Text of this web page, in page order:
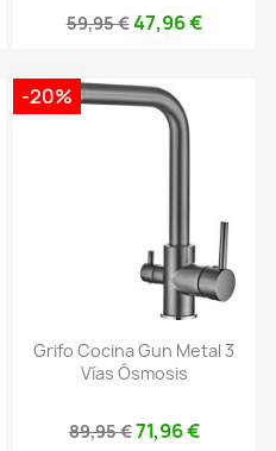
59,95 €47,96 €
Grifo Cocina Gun Metal 3
Vías Ósmosis
89,95 €71,96 €
-20%